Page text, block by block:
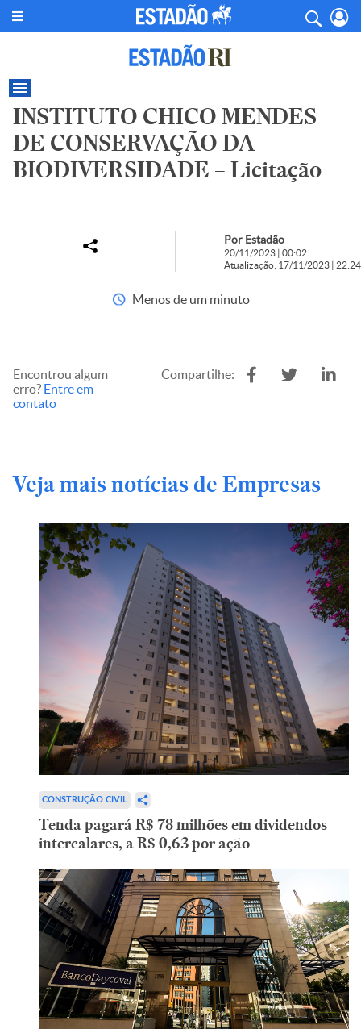
INSTITUTO CHICO MENDES
DE CONSERVAÇÃO DA
BIODIVERSIDADE – Licitação
Por Estadão
20/11/2023 | 00:02
Atualização: 17/11/2023 | 22:24
Menos de um minuto
Encontrou algum
erro? Entre em
contato
Compartilhe:
Veja mais notícias de Empresas
CONSTRUÇÃO CIVIL
Tenda pagará R$ 78 milhões em dividendos
intercalares, a R$ 0,63 por ação